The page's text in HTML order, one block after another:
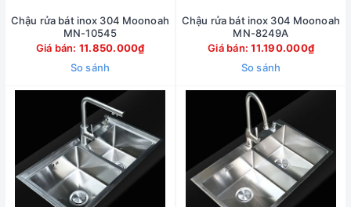
Chậu rửa bát inox 304 Moonoah
MN-10545
Giá bán: 11.850.000₫
So sánh
Chậu rửa bát inox 304 Moonoah
MN-8249A
Giá bán:11.190.000₫
So sánh